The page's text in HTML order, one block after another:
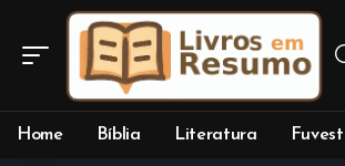
Home Bíblia Literatura Fuvest